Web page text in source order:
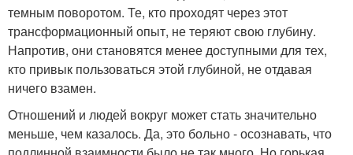
темным поворотом. Те, кто проходят через этот
трансформационный опыт, не теряют свою глубину.
Напротив, они становятся менее доступными для тех,
кто привык пользоваться этой глубиной, не отдавая
ничего взамен.
Отношений и людей вокруг может стать значительно
меньше, чем казалось. Да, это больно - осознавать, что